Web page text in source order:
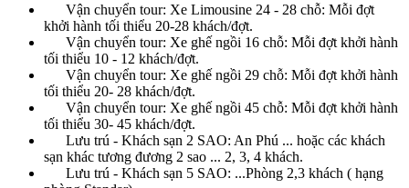
Vận chuyển tour: Xe Limousine 24 - 28 chỗ: Mỗi đợt
khởi hành tối thiểu 20-28 khách/đợt.
Vận chuyển tour: Xe ghế ngồi 16 chỗ: Mỗi đợt khởi hành
tối thiểu 10 - 12 khách/đợt.
Vận chuyển tour: Xe ghế ngồi 29 chỗ: Mỗi đợt khởi hành
tối thiểu 20- 28 khách/đợt.
Vận chuyển tour: Xe ghế ngồi 45 chỗ: Mỗi đợt khởi hành
tối thiểu 30- 45 khách/đợt.
Lưu trú - Khách sạn 2 SAO: An Phú ... hoặc các khách
sạn khác tương đương 2 sao ... 2, 3, 4 khách.
Lưu trú - Khách sạn 5 SAO: ...Phòng 2,3 khách ( hạng